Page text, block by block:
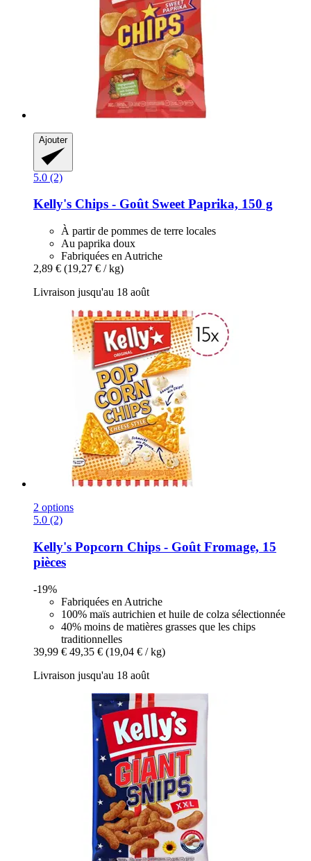
Ajouter
5.0 (2)
Kelly's Chips -​ Goût Sweet Paprika, 150 g
À partir de pommes de terre locales
Au paprika doux
Fabriquées en Autriche
2,89 € (19,27 € / kg)
Livraison jusqu'au 18 août
2 options
5.0 (2)
Kelly's Popcorn Chips -​ Goût Fromage, 15
pièces
-19%
Fabriquées en Autriche
100% maïs autrichien et huile de colza sélectionnée
40% moins de matières grasses que les chips
traditionnelles
39,99 € 49,35 € (19,04 € / kg)
Livraison jusqu'au 18 août